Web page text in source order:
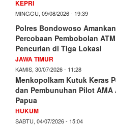
KEPRI
MINGGU, 09/08/2026 - 19:39
Polres Bondowoso
Percobaan Pembobolan
Pencurian di Tiga Lokasi
JAWA TIMUR
KAMIS, 30/07/2026 - 11:28
Menkopolkam Kutuk Keras
dan Pembunuhan Pilot AMA
Papua
HUKUM
SABTU, 04/07/2026 - 15:04